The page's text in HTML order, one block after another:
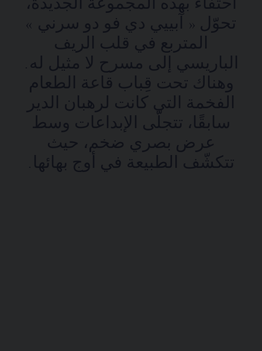
احتفاءً بهذه المجموعة الجديدة،
تحوّل « آبييي دي فو دو سرني »
المتربع في قلب الريف
الباريسي إلى مسرح لا مثيل له.
وهناك تحت قِباب قاعة الطعام
الفخمة التي كانت لرهبان الدير
سابقًا، تتجلّى الإبداعات وسط
عرض بصري ضخم، حيث
تتكشّف الطبيعة في أوج بهائها.